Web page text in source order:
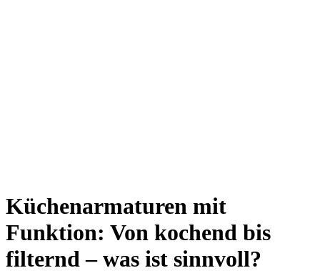
Küchenarmaturen mit
Funktion: Von kochend bis
filternd – was ist sinnvoll?